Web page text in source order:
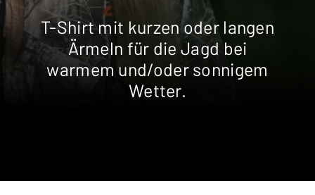
T-Shirt mit kurzen oder langen
Ärmeln für die Jagd bei
warmem und/oder sonnigem
Wetter.